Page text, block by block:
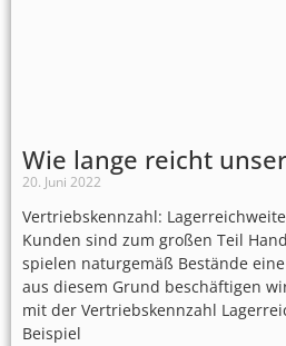
Wie lange reicht
20. Juni 2022
Vertriebskennzahl:
Kunden sind zum großen Teil
spielen naturgemäß Bestände
aus diesem Grund beschäftigen
mit der Vertriebskennzahl
Beispiel